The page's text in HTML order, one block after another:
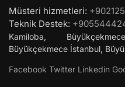
Müsteri hizmetleri:
Teknik Destek:
Kamiloba,
Büyükçekmece İstanbul,
Facebook Twitter Linkedin